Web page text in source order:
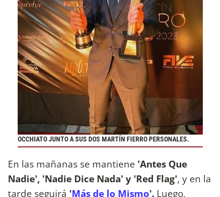
OCCHIATO JUNTO A SUS DOS MARTÍN FIERRO PERSONALES.
En las mañanas se mantiene 'Antes Que
Nadie', 'Nadie Dice Nada' y 'Red Flag', y en la
tarde seguirá 'Más de lo Mismo'. Luego,